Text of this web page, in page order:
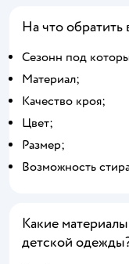
На что
Сезонн под
Материал;
Качество кроя;
Цвет;
Размер;
Возможность
Какие
детской